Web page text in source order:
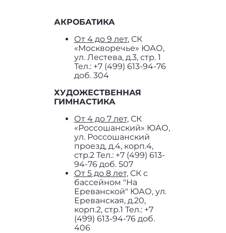
АКРОБАТИКА
От 4 до 9 лет, СК
«Москворечье» ЮАО,
ул. Лестева, д.3, стр. 1
Тел.: +7 (499) 613-94-76
доб. 304
ХУДОЖЕСТВЕННАЯ
ГИМНАСТИКА
От 4 до 7 лет,СК
«Россошанский» ЮАО,
ул. Россошанский
проезд, д.4, корп.4,
стр.2 Тел.: +7 (499) 613-
94-76 доб. 507
От 5 до 8 лет,СК с
бассейном "На
Ереванской" ЮАО, ул.
Ереванская, д.20,
корп.2, стр.1 Тел.: +7
(499) 613-94-76 доб.
406